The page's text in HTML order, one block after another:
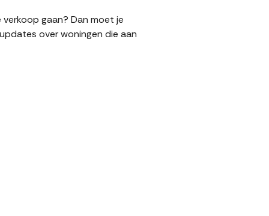
gaan? Dan moet je
over woningen die aan